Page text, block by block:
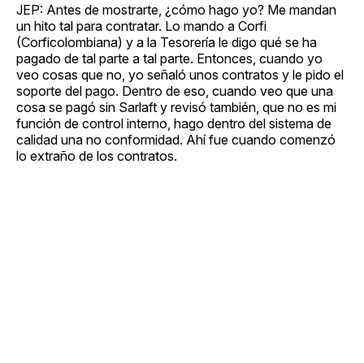
JEP: Antes de mostrarte, ¿cómo hago yo? Me mandan
un hito tal para contratar. Lo mando a Corfi
(Corficolombiana) y a la Tesorería le digo qué se ha
pagado de tal parte a tal parte. Entonces, cuando yo
veo cosas que no, yo señaló unos contratos y le pido el
soporte del pago. Dentro de eso, cuando veo que una
cosa se pagó sin Sarlaft y revisó también, que no es mi
función de control interno, hago dentro del sistema de
calidad una no conformidad. Ahí fue cuando comenzó
lo extraño de los contratos.